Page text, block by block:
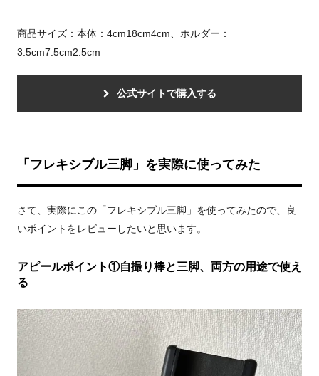
商品サイズ：本体：4cm18cm4cm、ホルダー：
3.5cm7.5cm2.5cm
公式サイトで購入する
「フレキシブル三脚」を実際に使ってみた
さて、実際にこの「フレキシブル三脚」を使ってみたので、良
いポイントをレビューしたいと思います。
アピールポイント①自撮り棒と三脚、両方の用途で使え
る